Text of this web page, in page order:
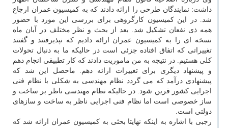
داشت: نمایندگان طرحی را ارائه دادند كه به كمیسیون عمران ارجاع
شد. در این كمیسیون كارگروهی برای بررسی این مورد با حضور
همه ذی نفعان تشكیل شد. بعد از بحث و نظر مختلف در آبان ماه
نسخه ای را به كمیسیون عمران ارائه دادیم كه نپذیرفتند و گفتند
تغییراتی كه اتفاق افتاده جزئی است در حالیكه ما به دنبال تحولات
كلی هستیم. در نتیجه به من ماموریت دادند كه كار تطبیقی انجام دهم
و پیشنهاد دیگری برای تغییرات ارائه دهم. ماحصل این شد كه
پیشنهادی درآمد كه می گردد نظام مهندسی به شكلی با نظام فنی
اجرایی كشور قرین شود. در حالیكه نظام مهندسی ناظر بر ساخت و
ساز خصوصی است اما نظام فنی اجرایی ناظر به ساخت و سازهای
دولتی است.
رجبی با اشاره به اینكه نهایتا بحثی به كمیسیون عمران ارائه شد كه